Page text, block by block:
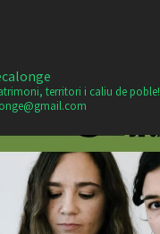
territori i caliu de poble!